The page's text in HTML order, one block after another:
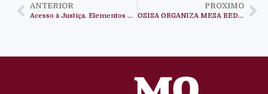
ANTERIOR
Acesso à Justiça. Elementos para reflexão
PROXIMO
OSISA ORGANIZA MESA REDONDA SOBRE O ESTADO DO PROCESSO ELEITORAL EM ANGOLA